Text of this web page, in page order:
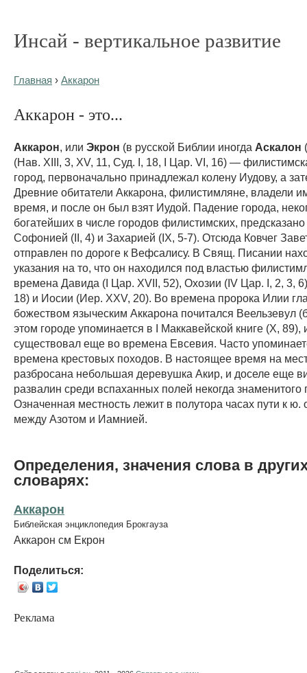
Инсай - вертикальное развитие
Главная › Аккарон
Аккарон - это...
Аккарон , или Экрон (в русской Библии иногда Аскалон
(Нав. XIII, 3, XV, 11, Суд. I, 18, I Цар. VI, 16) —
город, первоначально принадлежал колену Иудову, а
Древние обитатели Аккарона, филистимляне, владели
время, и после он был взят Иудой. Падение города,
богатейших в числе городов филистимских,
Софонией (II, 4) и Захарией (IX, 5-7). Отсюда Ковчег
отправлен по дороге к Вефсалису. В Свящ. Писании
указания на то, что он находился под властью
времена Давида (I Цар. XVII, 52), Охозии (IV Цар. I, 2, 3,
18) и Иосии (Иер. XXV, 20). Во времена пророка Илии
божеством языческим Аккарона почитался Веельзевул
этом городе упоминается в I Маккавейской книге (X, 89),
существовал еще во времена Евсевия. Часто
времена крестовых походов. В настоящее время на
разбросана небольшая деревушка Акир, и доселе еще
развалин среди вспаханных полей некогда знаменитого
Означенная местность лежит в полутора часах пути к
между Азотом и Иамнией.
Определения, значения слова в
словарях:
Аккарон
Библейская энциклопедия Брокгауза
Аккарон см Екрон
Поделиться:
Реклама